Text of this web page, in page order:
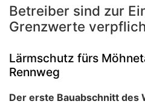
Betreiber sind zur
Grenzwerte
Lärmschutz fürs
Rennweg
Der erste Bauabschnitt des